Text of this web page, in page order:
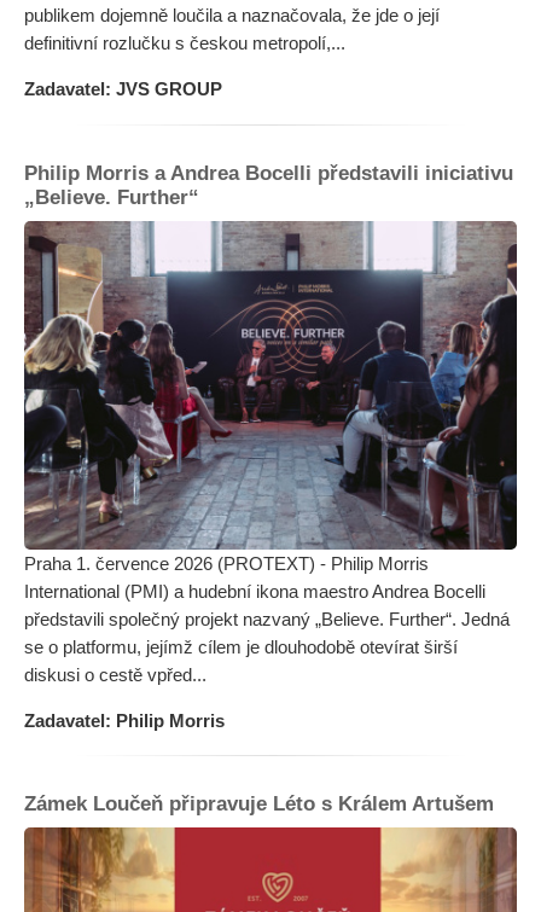
publikem dojemně loučila a naznačovala, že jde o její
definitivní rozlučku s českou metropolí,...
Zadavatel: JVS GROUP
Philip Morris a Andrea Bocelli představili iniciativu
„Believe. Further“
Praha 1. července 2026 (PROTEXT) - Philip Morris
International (PMI) a hudební ikona maestro Andrea Bocelli
představili společný projekt nazvaný „Believe. Further“. Jedná
se o platformu, jejímž cílem je dlouhodobě otevírat širší
diskusi o cestě vpřed...
Zadavatel: Philip Morris
Zámek Loučeň připravuje Léto s Králem Artušem